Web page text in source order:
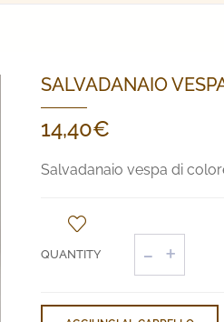
SALVADANAIO
14,40€
Salvadanaio vespa di
Vespa
quantità